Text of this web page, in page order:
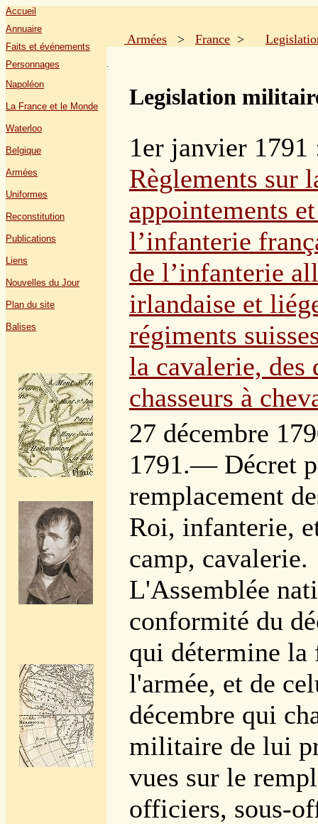
Accueil
Annuaire
Faits et événements
Personnages
Napoléon
La France et le Monde
Waterloo
Belgique
Armées
Uniformes
Reconstitution
Publications
Liens
Nouvelles du Jour
Plan du site
Balises
Armées > France >
.
Legislation
1er janvier 1791
Règlements sur
appointements
l’infanterie
de l’infanterie
irlandaise et
régiments
la cavalerie, des
chasseurs à
27 décembre
1791.— Décret
remplacement
Roi, infanterie,
camp, cavalerie.
L'Assemblée
conformité du
qui détermine la
l'armée, et de
décembre qui
militaire de lui
vues sur le
officiers, sous-